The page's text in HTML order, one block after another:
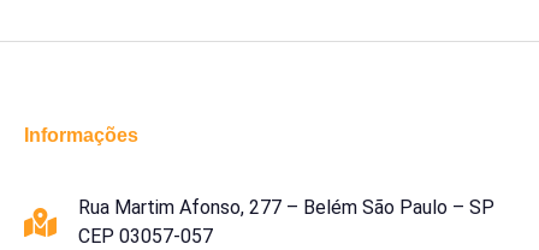
Informações
Rua Martim Afonso, 277 – Belém São Paulo – SP
CEP 03057-057